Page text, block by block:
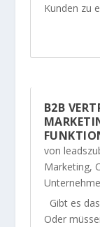
Kunden zu
B2B
von
Marketing,
Gibt es
Oder